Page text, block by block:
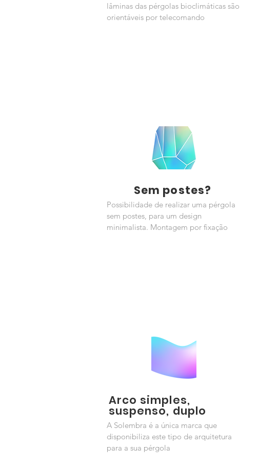
lâminas das pérgolas bioclimáticas são
orientáveis por telecomando
Sem postes?
Possibilidade de realizar uma pérgola
sem postes, para um design
minimalista. Montagem por fixação
Arco simples,
suspenso, duplo
A Solembra é a única marca que
disponibiliza este tipo de arquitetura
para a sua pérgola